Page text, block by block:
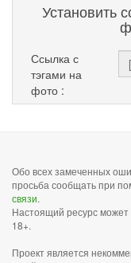
Установить
Ссылка с
тэгами на
фото :
Обо всех замеченных
просьба сообщать при
связи.
Настоящий ресурс
18+.
Проект является